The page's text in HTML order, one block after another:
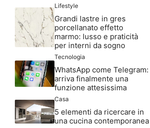
Lifestyle
Grandi lastre in gres
porcellanato effetto
marmo: lusso e praticità
per interni da sogno
Tecnologia
WhatsApp come Telegram:
arriva finalmente una
funzione attesissima
Casa
5 elementi da ricercare in
una cucina contemporanea